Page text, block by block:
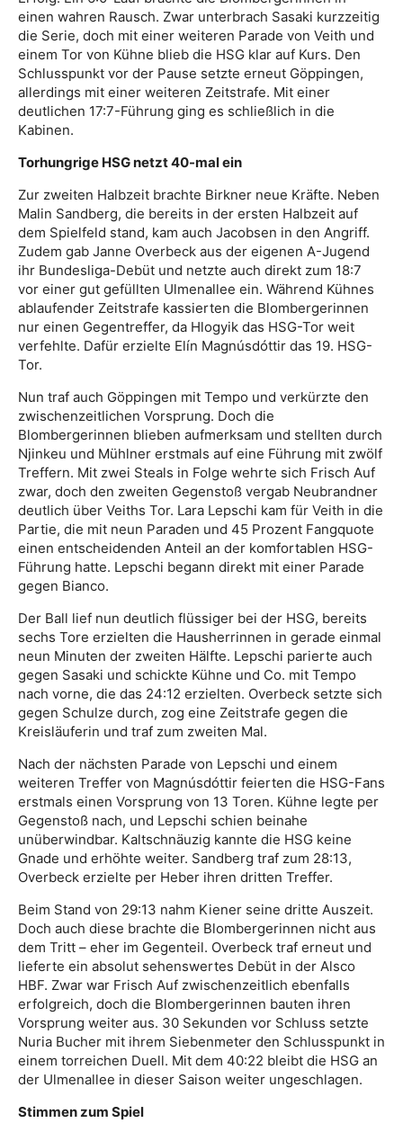
einen wahren Rausch. Zwar unterbrach Sasaki kurzzeitig
die Serie, doch mit einer weiteren Parade von Veith und
einem Tor von Kühne blieb die HSG klar auf Kurs. Den
Schlusspunkt vor der Pause setzte erneut Göppingen,
allerdings mit einer weiteren Zeitstrafe. Mit einer
deutlichen 17:7-Führung ging es schließlich in die
Kabinen.
Torhungrige HSG netzt 40-mal ein
Zur zweiten Halbzeit brachte Birkner neue Kräfte. Neben
Malin Sandberg, die bereits in der ersten Halbzeit auf
dem Spielfeld stand, kam auch Jacobsen in den Angriff.
Zudem gab Janne Overbeck aus der eigenen A-Jugend
ihr Bundesliga-Debüt und netzte auch direkt zum 18:7
vor einer gut gefüllten Ulmenallee ein. Während Kühnes
ablaufender Zeitstrafe kassierten die Blombergerinnen
nur einen Gegentreffer, da Hlogyik das HSG-Tor weit
verfehlte. Dafür erzielte Elín Magnúsdóttir das 19. HSG-
Tor.
Nun traf auch Göppingen mit Tempo und verkürzte den
zwischenzeitlichen Vorsprung. Doch die
Blombergerinnen blieben aufmerksam und stellten durch
Njinkeu und Mühlner erstmals auf eine Führung mit zwölf
Treffern. Mit zwei Steals in Folge wehrte sich Frisch Auf
zwar, doch den zweiten Gegenstoß vergab Neubrandner
deutlich über Veiths Tor. Lara Lepschi kam für Veith in die
Partie, die mit neun Paraden und 45 Prozent Fangquote
einen entscheidenden Anteil an der komfortablen HSG-
Führung hatte. Lepschi begann direkt mit einer Parade
gegen Bianco.
Der Ball lief nun deutlich flüssiger bei der HSG, bereits
sechs Tore erzielten die Hausherrinnen in gerade einmal
neun Minuten der zweiten Hälfte. Lepschi parierte auch
gegen Sasaki und schickte Kühne und Co. mit Tempo
nach vorne, die das 24:12 erzielten. Overbeck setzte sich
gegen Schulze durch, zog eine Zeitstrafe gegen die
Kreisläuferin und traf zum zweiten Mal.
Nach der nächsten Parade von Lepschi und einem
weiteren Treffer von Magnúsdóttir feierten die HSG-Fans
erstmals einen Vorsprung von 13 Toren. Kühne legte per
Gegenstoß nach, und Lepschi schien beinahe
unüberwindbar. Kaltschnäuzig kannte die HSG keine
Gnade und erhöhte weiter. Sandberg traf zum 28:13,
Overbeck erzielte per Heber ihren dritten Treffer.
Beim Stand von 29:13 nahm Kiener seine dritte Auszeit.
Doch auch diese brachte die Blombergerinnen nicht aus
dem Tritt – eher im Gegenteil. Overbeck traf erneut und
lieferte ein absolut sehenswertes Debüt in der Alsco
HBF. Zwar war Frisch Auf zwischenzeitlich ebenfalls
erfolgreich, doch die Blombergerinnen bauten ihren
Vorsprung weiter aus. 30 Sekunden vor Schluss setzte
Nuria Bucher mit ihrem Siebenmeter den Schlusspunkt in
einem torreichen Duell. Mit dem 40:22 bleibt die HSG an
der Ulmenallee in dieser Saison weiter ungeschlagen.
Stimmen zum Spiel